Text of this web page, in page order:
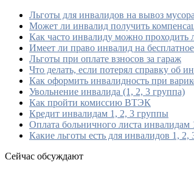
Льготы для инвалидов на вывоз мусора
Может ли инвалид получить
Как часто инвалиду можно проходить
Имеет ли право инвалид на
Льготы при оплате взносов за гараж
Что делать, если потерял справку об
Как оформить инвалидность при
Увольнение инвалида (1, 2, 3 группа)
Как пройти комиссию ВТЭК
Кредит инвалидам 1, 2, 3 группы
Оплата больничного листа инвалидам
Какие льготы есть для инвалидов 1, 2,
Сейчас обсуждают